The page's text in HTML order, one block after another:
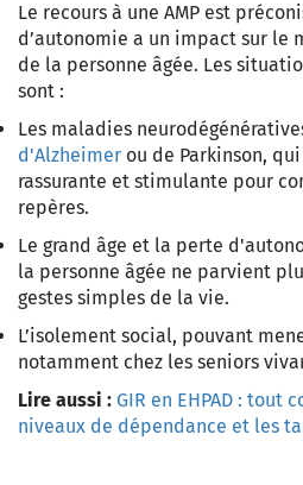
Le recours à une AMP est
d’autonomie a un impact sur le
de la personne âgée. Les
sont :
Les maladies
d'Alzheimer ou de Parkinson,
rassurante et stimulante pour
repères.
Le grand âge et la perte
la personne âgée ne parvient
gestes simples de la vie.
L’isolement social, pouvant
notamment chez les seniors
Lire aussi : GIR en EHPAD : tout
niveaux de dépendance et les